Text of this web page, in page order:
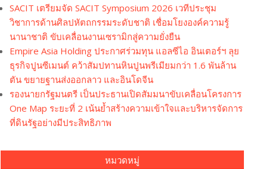
SACIT เตรียมจัด SACIT Symposium 2026 เวทีประชุม
วิชาการด้านศิลปหัตถกรรมระดับชาติ เชื่อมโยงองค์ความรู้
นานาชาติ ขับเคลื่อนงานเซรามิกสู่ความยั่งยืน
Empire Asia Holding ประกาศร่วมทุน แอลซีไอ อินเตอร์ฯ ลุย
ธุรกิจปูนซีเมนต์ คว้าสัมปทานหินปูนพรีเมียมกว่า 1.6 พันล้าน
ตัน ขยายฐานส่งออกลาว และอินโดจีน
รองนายกรัฐมนตรี เป็นประธานเปิดสัมมนาขับเคลื่อนโครงการ
One Map ระยะที่ 2 เน้นย้ำสร้างความเข้าใจและบริหารจัดการ
ที่ดินรัฐอย่างมีประสิทธิภาพ
หมวดหมู่